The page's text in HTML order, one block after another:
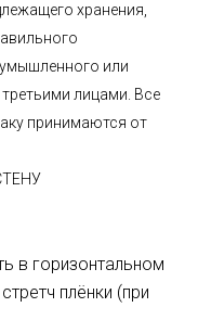
хранения,
или
лицами. Все
принимаются от
в горизонтальном
плёнки (при